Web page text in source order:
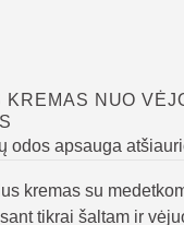
KREMAS NUO
odos apsauga
kremas su
tikrai šaltam ir